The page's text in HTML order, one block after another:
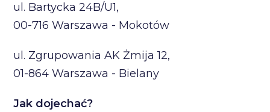
ul. Bartycka 24B/U1,
00-716 Warszawa - Mokotów
ul. Zgrupowania AK Żmija 12,
01-864 Warszawa - Bielany
Jak dojechać?